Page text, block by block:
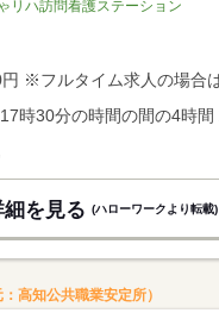
リハ訪問看護ステーション
人の場合は月額（換算額）、パート求人の場合は時間
を見る (ハローワークより転載)
高知公共職業安定所）